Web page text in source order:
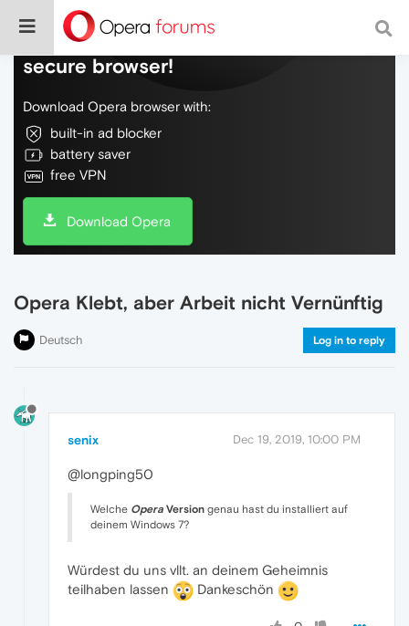
Do more on the web, with a fast and
secure browser!
Download Opera browser with:
built-in ad blocker
battery saver
free VPN
Download Opera
Opera Klebt, aber Arbeit nicht Vernünftig
Deutsch Log in to reply
senix Dec 19, 2019, 10:00 PM
@longping50
Welche Opera Version genau hast du installiert auf
deinem Windows 7?
Würdest du uns vllt. an deinem Geheimnis
teilhaben lassen
Dankeschön